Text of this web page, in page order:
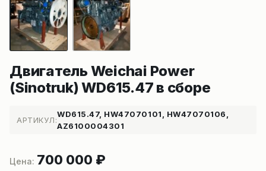
Двигатель Weichai Power
(Sinotruk) WD615.47 в сборе
АРТИКУЛ:
WD615.47, HW47070101, HW47070106,
AZ6100004301
700 000 ₽